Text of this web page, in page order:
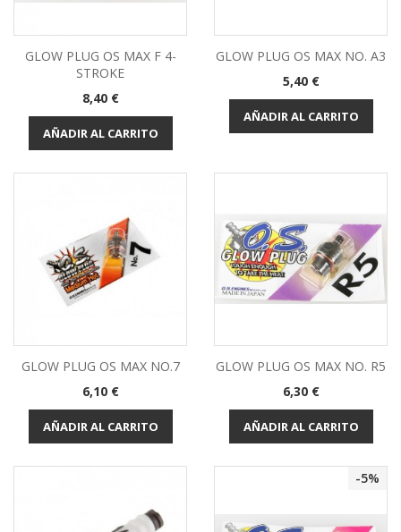
GLOW PLUG OS MAX F 4-
STROKE
Precio
8,40 €
AÑADIR AL CARRITO
GLOW PLUG OS MAX NO. A3
Precio
5,40 €
AÑADIR AL CARRITO
GLOW PLUG OS MAX NO.7
Precio
6,10 €
AÑADIR AL CARRITO
GLOW PLUG OS MAX NO. R5
Precio
6,30 €
AÑADIR AL CARRITO
-5%